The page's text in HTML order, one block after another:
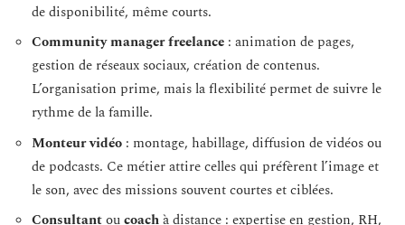
de disponibilité, même courts.
Community manager freelance : animation de pages,
gestion de réseaux sociaux, création de contenus.
L’organisation prime, mais la flexibilité permet de suivre le
rythme de la famille.
Monteur vidéo : montage, habillage, diffusion de vidéos ou
de podcasts. Ce métier attire celles qui préfèrent l’image et
le son, avec des missions souvent courtes et ciblées.
Consultantoucoachà distance : expertise en gestion, RH,